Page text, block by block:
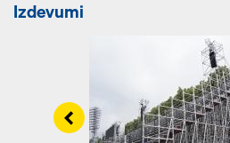
Izdevumi
Left